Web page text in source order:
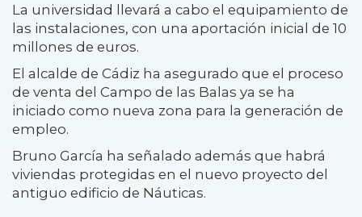
La universidad llevará a cabo el equipamiento de
las instalaciones, con una aportación inicial de 10
millones de euros.
El alcalde de Cádiz ha asegurado que el proceso
de venta del Campo de las Balas ya se ha
iniciado como nueva zona para la generación de
empleo.
Bruno García ha señalado además que habrá
viviendas protegidas en el nuevo proyecto del
antiguo edificio de Náuticas.